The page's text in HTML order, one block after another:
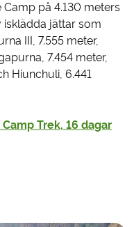
på 4.130 meters
isklädda jättar som
III, 7.555 meter,
7.454 meter,
Hiunchuli, 6.441
Trek, 16 dagar